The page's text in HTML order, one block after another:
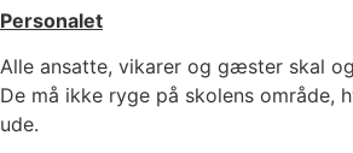
Personalet
Alle ansatte, vikarer og gæster skal
De må ikke ryge på skolens område,
ude.